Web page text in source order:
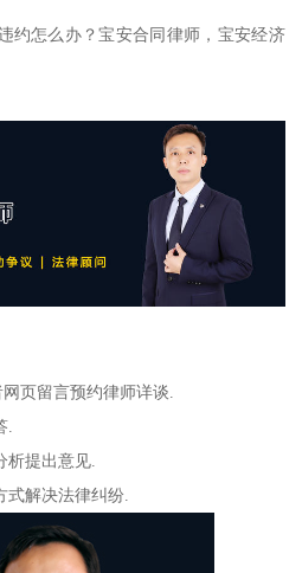
约怎么办？宝安合同律师，宝安经济
页留言预约律师详谈.
.
析提出意见.
解决法律纠纷.